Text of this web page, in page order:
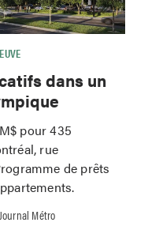
dans un
pour 435
rue
de prêts
Métro